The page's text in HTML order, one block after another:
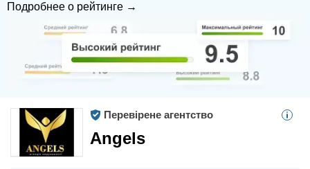
Подробнее о рейтинге →
Перевірене агентство
Angels